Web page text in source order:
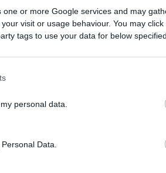
or more Google services and may
visit or usage behaviour. You may
tags to use your data for below
personal data.
Data.
λύση, αλλά ως μια διαρκής
— μια διαδικασία που
τον πειραματισμό και τη
για περιέργεια,
— μια διαδικασία που
να αναστοχαστεί
οποίο η χωρική εμπειρία